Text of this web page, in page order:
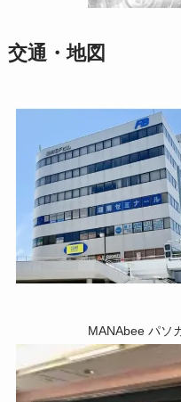
交通・地図
MANAbee パソ